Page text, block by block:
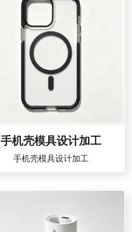
手机壳模具设计加工
手机壳模具设计加工